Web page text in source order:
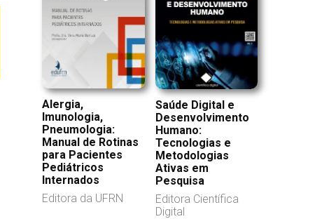
Alergia,
Imunologia,
Pneumologia:
Manual de Rotinas
para Pacientes
Pediátricos
Internados
Editora da UFRN
Saúde Digital e
Desenvolvimento
Humano:
Tecnologias e
Metodologias
Ativas em
Pesquisa
Editora Científica
Digital